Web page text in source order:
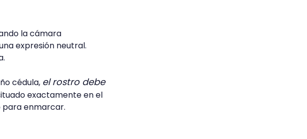
la cámara
expresión neutral.
cédula, el rostro debe
exactamente en el
para enmarcar.